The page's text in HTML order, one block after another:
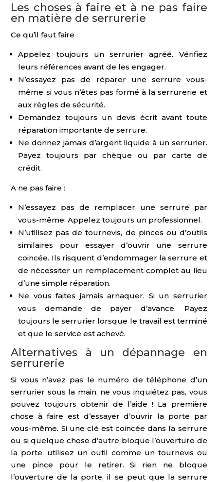
Les choses à faire et à ne pas faire
en matière de serrurerie
Ce qu’il faut faire :
Appelez toujours un serrurier agréé. Vérifiez
leurs références avant de les engager.
N’essayez pas de réparer une serrure vous-
même si vous n’êtes pas formé à la serrurerie et
aux règles de sécurité.
Demandez toujours un devis écrit avant toute
réparation importante de serrure.
Ne donnez jamais d’argent liquide à un serrurier.
Payez toujours par chèque ou par carte de
crédit.
A ne pas faire :
N’essayez pas de remplacer une serrure par
vous-même. Appelez toujours un professionnel.
N’utilisez pas de tournevis, de pinces ou d’outils
similaires pour essayer d’ouvrir une serrure
coincée. Ils risquent d’endommager la serrure et
de nécessiter un remplacement complet au lieu
d’une simple réparation.
Ne vous faites jamais arnaquer. Si un serrurier
vous demande de payer d’avance. Payez
toujours le serrurier lorsque le travail est terminé
et que le service est achevé.
Alternatives à un dépannage en
serrurerie
Si vous n’avez pas le numéro de téléphone d’un
serrurier sous la main, ne vous inquiétez pas, vous
pouvez toujours obtenir de l’aide ! La première
chose à faire est d’essayer d’ouvrir la porte par
vous-même. Si une clé est coincée dans la serrure
ou si quelque chose d’autre bloque l’ouverture de
la porte, utilisez un outil comme un tournevis ou
une pince pour le retirer. Si rien ne bloque
l’ouverture de la porte, il se peut que la serrure